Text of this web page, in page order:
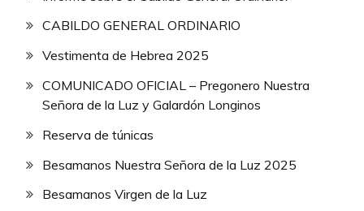
CABILDO GENERAL ORDINARIO
Vestimenta de Hebrea 2025
COMUNICADO OFICIAL – Pregonero Nuestra
Señora de la Luz y Galardón Longinos
Reserva de túnicas
Besamanos Nuestra Señora de la Luz 2025
Besamanos Virgen de la Luz